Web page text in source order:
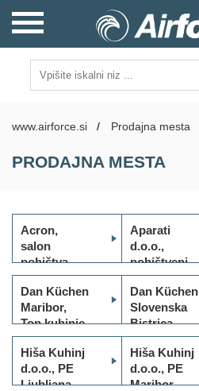
www.airforce.si / Prodajna mesta
PRODAJNA MESTA
Acron,
salon
pohištva
d.o.o.
Aparati
d.o.o.,
pohištveni
salon Ga+
Kuhinje,
Ljubljana
BTC
Dan Küchen
Maribor,
Top kuhinje
d.o.o.
Dan Küchen
Slovenska
Bistrica,
Top kuhinje
d.o.o.
Hiša Kuhinj
d.o.o., PE
Ljubljana
Hiša Kuhinj
d.o.o., PE
Maribor